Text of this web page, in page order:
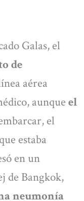
Galas, el
de
aérea
aunqueel
el
estaba
en un
de Bangkok,
neumonía